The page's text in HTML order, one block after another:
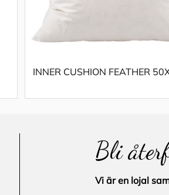
INNER CUSHION FEATHER
Bli
Vi är en lojal